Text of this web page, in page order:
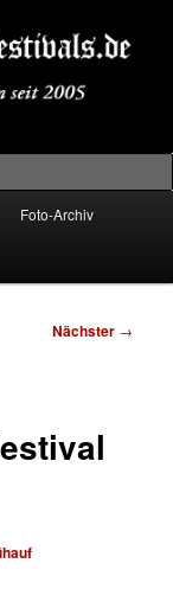
Foto-Archiv
Nächster →